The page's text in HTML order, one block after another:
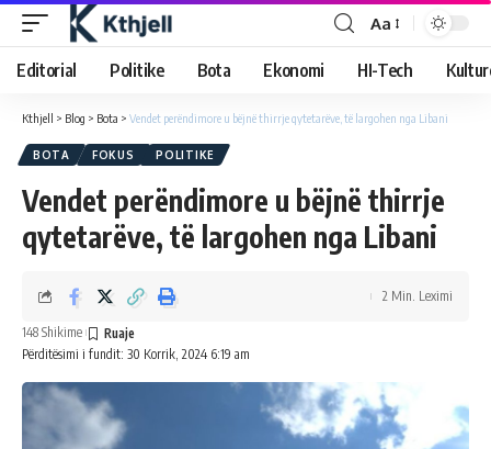
Aa
Editorial Politike Bota Ekonomi HI-Tech
Kthjell > Blog > Bota > Vendet perëndimore u bëjnë thirrje qytetarëve, të largohen nga Libani
BOTA FOKUS POLITIKE
Vendet perëndimore u bëjnë thirrje
qytetarëve, të largohen nga Libani
Përditësimi i fundit: 30 Korrik, 2024 6:19 am
148 Shikime
2 Min. Leximi